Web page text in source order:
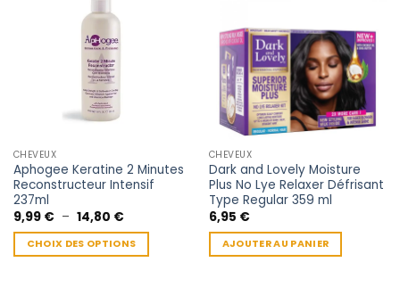
CHEVEUX
Aphogee Keratine 2 Minutes
Reconstructeur Intensif
237ml
9,99 € – 14,80 €Plage
prix :
9,99 €
à
CHOIX DES OPTIONS
CHEVEUX
Dark and Lovely Moisture
Plus No Lye Relaxer Défrisant
Type Regular 359 ml
6,95 €
AJOUTER AU PANIER